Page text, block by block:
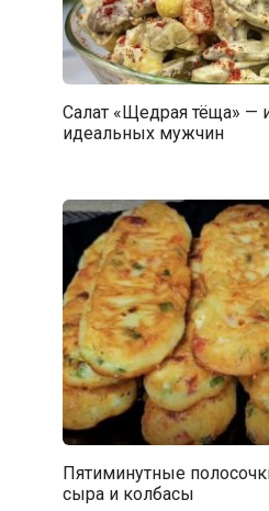
Салат «Щедрая тёща» —
идеальных мужчин
Пятиминутные
сыра и колбасы